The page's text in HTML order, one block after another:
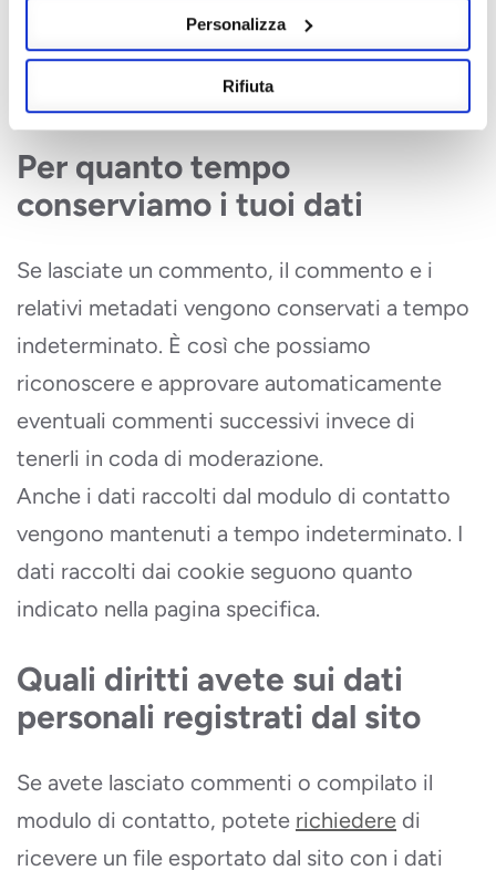
Personalizza
Rifiuta
essere comunicati ai provider di competenza,
agli incaricati alla sicurezza del sito e alle forze
Per quanto tempo
conserviamo i tuoi dati
Se lasciate un commento, il commento e i
relativi metadati vengono conservati a tempo
indeterminato. È così che possiamo
riconoscere e approvare automaticamente
eventuali commenti successivi invece di
tenerli in coda di moderazione.
Anche i dati raccolti dal modulo di contatto
vengono mantenuti a tempo indeterminato. I
dati raccolti dai cookie seguono quanto
indicato nella pagina specifica.
Quali diritti avete sui dati
personali registrati dal sito
Se avete lasciato commenti o compilato il
modulo di contatto, potete richiedere di
ricevere un file esportato dal sito con i dati